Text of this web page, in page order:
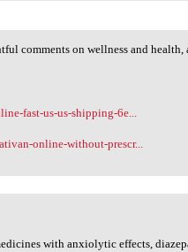
comments on wellness and
fast-us-us-shipping-6e...
online-without-prescr...
with anxiolytic effects,